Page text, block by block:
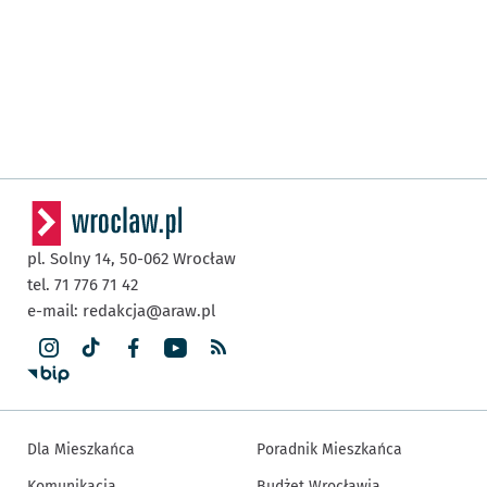
pl. Solny 14, 50-062 Wrocław
tel. 71 776 71 42
e-mail: redakcja@araw.pl
Dla Mieszkańca
Poradnik Mieszkańca